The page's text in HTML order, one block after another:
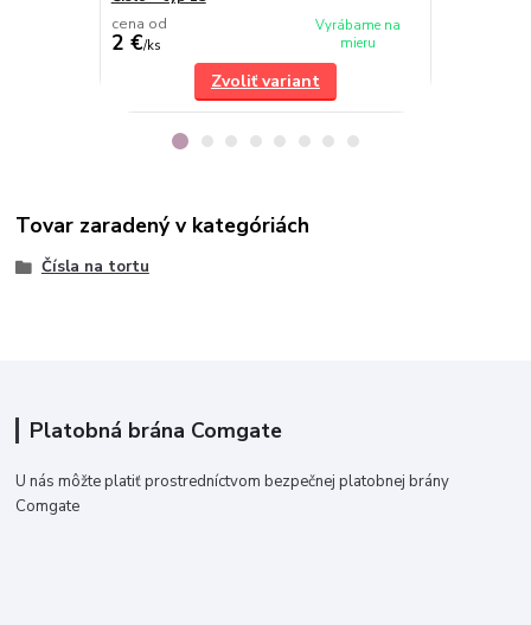
cena od
2 €/ks
Vyrábame na
mieru
Zvoliť variant
Tovar zaradený v kategóriách
Čísla na tortu
Platobná brána Comgate
U nás môžte platiť prostredníctvom bezpečnej platobnej brány
Comgate